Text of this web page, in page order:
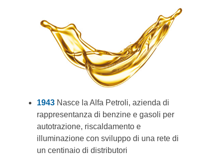
1943 Nasce la Alfa Petroli, azienda di
rappresentanza di benzine e gasoli per
autotrazione, riscaldamento e
illuminazione con sviluppo di una rete di
un centinaio di distributori